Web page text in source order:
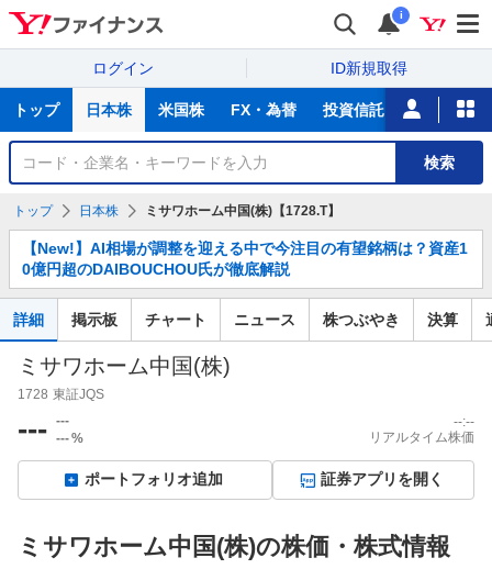
i
ログイン ID新規取得
サ
トップ 日本株 米国株 FX・為替 投資信託 ニュース
銘
検
検索
トップ 日本株 ミサワホーム中国(株)【1728.T】
知
ら
せ
【New!】AI相場が調整を迎える中で今注目の有望銘柄は？資産1
0億円超のDAIBOUCHOU氏が徹底解説
詳細 掲示板 チャート ニュース 株つぶやき 決算
ミサワホーム中国(株)
1728 東証JQS
--- ---
---%
--:--
リアルタイム株価
ポートフォリオ追加 証券アプリを開く
ミサワホーム中国(株)の株価・株式情報